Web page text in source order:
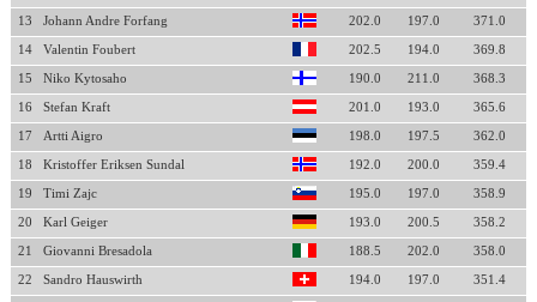
13 Johann Andre Forfang 202.0 197.0 371.0
14 Valentin Foubert 202.5 194.0 369.8
15 Niko Kytosaho 190.0 211.0 368.3
16 Stefan Kraft 201.0 193.0 365.6
17 Artti Aigro 198.0 197.5 362.0
18 Kristoffer Eriksen Sundal 192.0 200.0 359.4
19 Timi Zajc 195.0 197.0 358.9
20 Karl Geiger 193.0 200.5 358.2
21 Giovanni Bresadola 188.5 202.0 358.0
22 Sandro Hauswirth 194.0 197.0 351.4